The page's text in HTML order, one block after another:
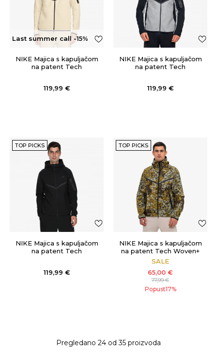
Last summer call -15%
OFF
NIKE Majica s kapuljačom
na patent Tech
119,99 €
NIKE Majica s kapuljačom
na patent Tech
119,99 €
TOP PICKS
NIKE Majica s kapuljačom
na patent Tech
119,99 €
TOP PICKS
NIKE Majica s kapuljačom
na patent Tech Woven+
FZ
SALE
65,00 €
77,99€
Popust17%
Pregledano 24 od35 proizvoda